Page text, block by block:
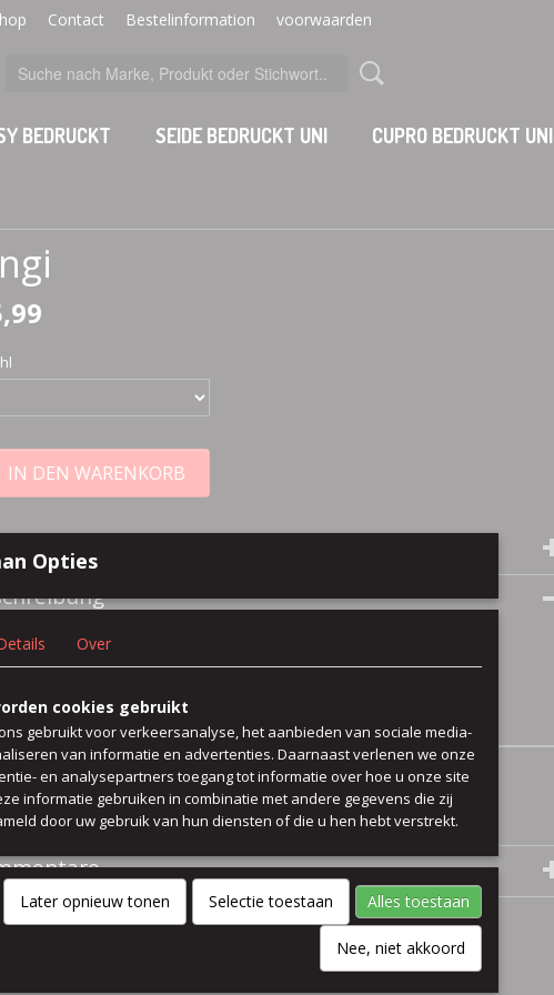
Contact Bestelinformation voorwaarden
BEDRUCKT SEIDE BEDRUCKT UNI CUPRO BEDRUCKT UNI
IN DEN WARENKORB
leinen 44% viskose mit Glanz hose kleid rock bluse
beige glanzend gewicht 190 gr/qm
30 grad in ein Kissenbezug vorher
pro 50 cm
cm
Opties
Over
cookies gebruikt
gebruikt voor verkeersanalyse, het aanbieden van sociale media-
van informatie en advertenties. Daarnaast verlenen we onze
en analysepartners toegang tot informatie over hoe u onze site
informatie gebruiken in combinatie met andere gegevens die zij
door uw gebruik van hun diensten of die u hen hebt verstrekt.
Later opnieuw tonen Selectie toestaan Alles toestaan
Nee, niet akkoord